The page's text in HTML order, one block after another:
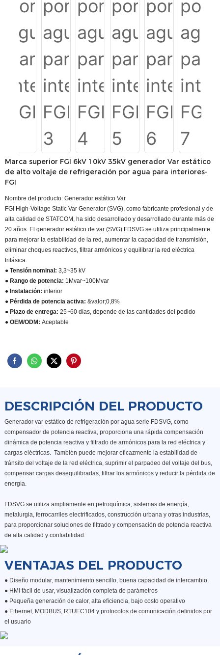
Marca superior FGI 6kV 10kV 35kV generador Var estático
de alto voltaje de refrigeración por agua para interiores-
FGI
Nombre del producto: Generador estático Var
FGI High-Voltage Static Var Generator (SVG), como fabricante profesional y de
alta calidad de STATCOM, ha sido desarrollado y desarrollado durante más de
20 años. El generador estático de var (SVG) FDSVG se utiliza principalmente
para mejorar la estabilidad de la red, aumentar la capacidad de transmisión,
eliminar choques reactivos, filtrar armónicos y equilibrar la red eléctrica
trifásica.
● Tensión nominal: 3,3~35 kV
● Rango de potencia: 1Mvar~100Mvar
● Instalación: interior
● Pérdida de potencia activa: &valor;0,8%
● Plazo de entrega: 25~60 días, depende de las cantidades del pedido
● OEM/ODM: Aceptable
DESCRIPCIÓN DEL PRODUCTO
Generador var estático de refrigeración por agua serie FDSVG, como
compensador de potencia reactiva, proporciona una rápida compensación
dinámica de potencia reactiva y filtrado de armónicos para la red eléctrica y
cargas eléctricas. También puede mejorar eficazmente la estabilidad de
tránsito del voltaje de la red eléctrica, suprimir el parpadeo del voltaje del bus,
compensar cargas desequilibradas, filtrar los armónicos y reducir la pérdida de
energía.
FDSVG se utiliza ampliamente en petroquímica, sistemas de energía,
metalurgia, ferrocarriles electrificados, construcción urbana y otras industrias,
para proporcionar soluciones de filtrado y compensación de potencia reactiva
de alta calidad y confiabilidad.
VENTAJAS DEL PRODUCTO
● Diseño modular, mantenimiento sencillo, buena capacidad de intercambio.
● HMl fácil de usar, visualización completa de parámetros
● Pequeña generación de calor, alta eficiencia, bajo costo operativo
● Ethernet, MODBUS, RTUEC104 y protocolos de comunicación definidos por
el usuario